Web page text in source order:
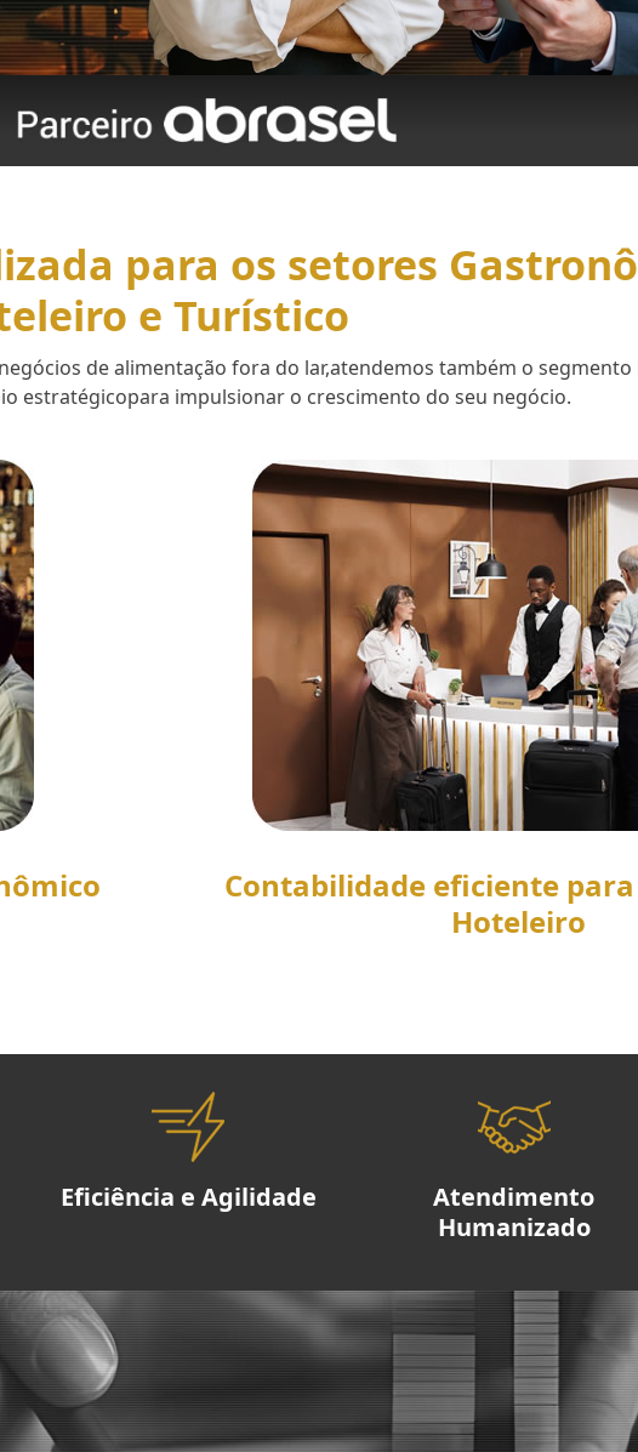
para os setores
e Turístico
de alimentação fora do lar,atendemos também o
estratégicopara impulsionar o crescimento do seu negócio.
Contabilidade eficiente
Hoteleiro
Eficiência e Agilidade
Atendimento
Humanizado